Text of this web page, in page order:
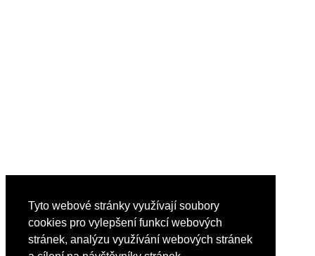
Tyto webové stránky využívají soubory
cookies pro vylepšení funkcí webových
stránek, analýzu využívání webových stránek